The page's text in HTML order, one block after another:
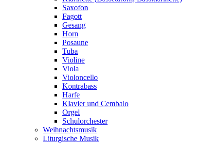
Saxofon
Fagott
Gesang
Horn
Posaune
Tuba
Violine
Viola
Violoncello
Kontrabass
Harfe
Klavier und Cembalo
Orgel
Schulorchester
Weihnachtsmusik
Liturgische Musik